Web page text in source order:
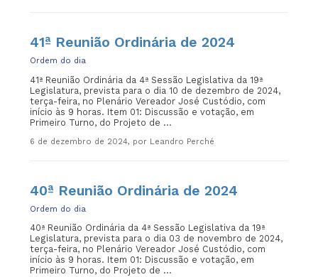
41ª Reunião Ordinária de 2024
Ordem do dia
41ª Reunião Ordinária da 4ª Sessão Legislativa da 19ª
Legislatura, prevista para o dia 10 de dezembro de 2024,
terça-feira, no Plenário Vereador José Custódio, com
início às 9 horas. Item 01: Discussão e votação, em
Primeiro Turno, do Projeto de ...
6 de dezembro de 2024, por Leandro Perché
40ª Reunião Ordinária de 2024
Ordem do dia
40ª Reunião Ordinária da 4ª Sessão Legislativa da 19ª
Legislatura, prevista para o dia 03 de novembro de 2024,
terça-feira, no Plenário Vereador José Custódio, com
início às 9 horas. Item 01: Discussão e votação, em
Primeiro Turno, do Projeto de ...